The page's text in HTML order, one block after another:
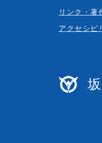
リンク・著
アクセシビ